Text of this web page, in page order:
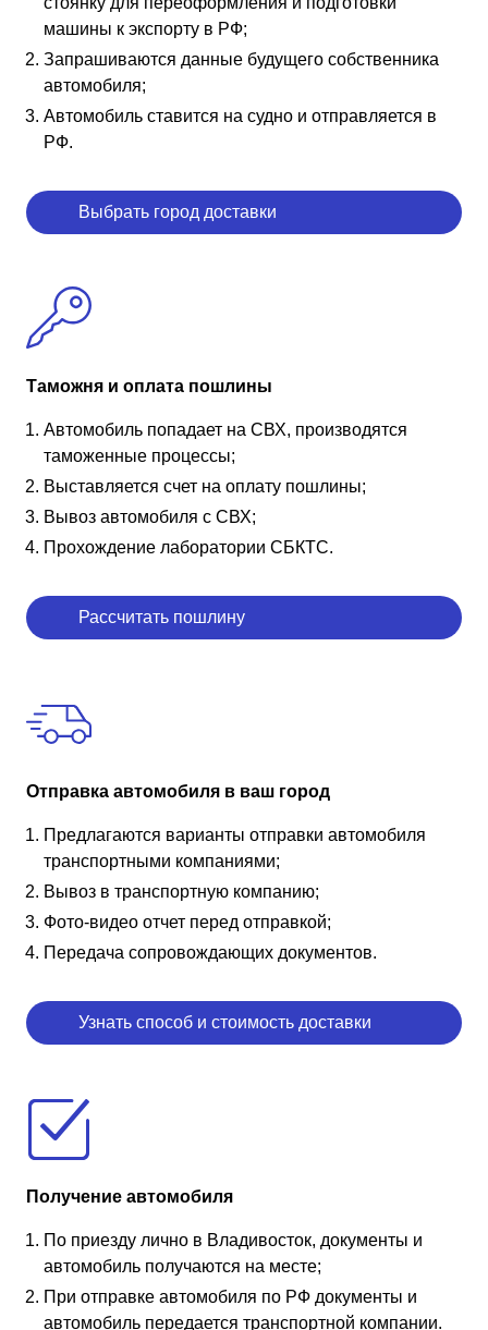
машины к экспорту в РФ;
Запрашиваются данные будущего собственника
автомобиля;
Автомобиль ставится на судно и отправляется в
РФ.
Выбрать город доставки
Таможня и оплата пошлины
Автомобиль попадает на СВХ, производятся
таможенные процессы;
Выставляется счет на оплату пошлины;
Вывоз автомобиля с СВХ;
Прохождение лаборатории СБКТС.
Рассчитать пошлину
Отправка автомобиля в ваш город
Предлагаются варианты отправки автомобиля
транспортными компаниями;
Вывоз в транспортную компанию;
Фото-видео отчет перед отправкой;
Передача сопровождающих документов.
Узнать способ и стоимость доставки
Получение автомобиля
По приезду лично в Владивосток, документы и
автомобиль получаются на месте;
При отправке автомобиля по РФ документы и
автомобиль передается транспортной компании.